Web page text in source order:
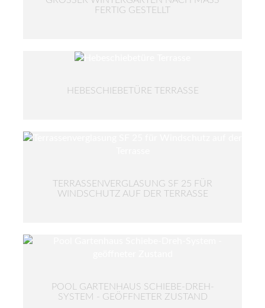
RTIG GESTELLT
HEBESCHIEBETÜRE TERRASSE
TERRASSENVERGLASUNG SF 25 FÜR
WINDSCHUTZ AUF DER TERRASSE
POOL GARTENHAUS SCHIEBE-DREH-
SYSTEM - GEÖFFNETER ZUSTAND